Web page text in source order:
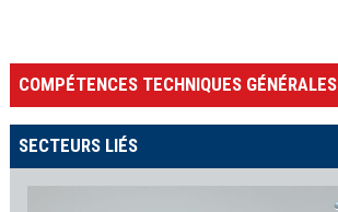
COMPÉTENCES TECHNIQUES GÉNÉRALES
SECTEURS LIÉS